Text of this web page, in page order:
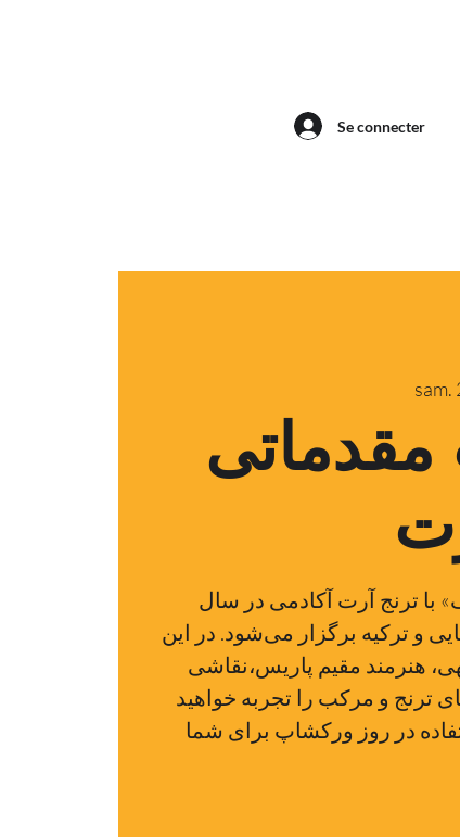
Se connecter
sam.
با ترنج آرت آکادمی در سال
و ترکیه برگزار می‌شود. در این
هنرمند مقیم پاریس،نقاشی
ترنج و مرکب را تجربه خواهید
در روز ورکشاپ برای شما